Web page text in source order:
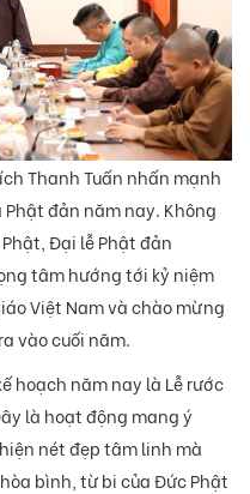
Thanh Tuấn nhấn mạnh
đản năm nay. Không
Đại lễ Phật đản
tâm hướng tới kỷ niệm
Việt Nam và chào mừng
vào cuối năm.
hoạch năm nay là Lễ rước
là hoạt động mang ý
nét đẹp tâm linh mà
bình, từ bi của Đức Phật